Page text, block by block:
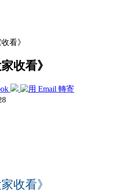
看》
收看》
收看》